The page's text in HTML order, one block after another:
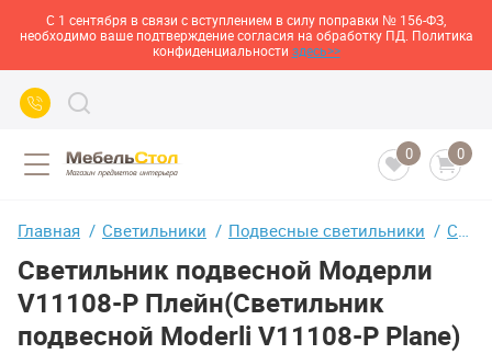
С 1 сентября в связи с вступлением в силу поправки № 156-ФЗ,
необходимо ваше подтверждение согласия на обработку ПД. Политика
конфиденциальности здесь>>
0 0
Главная Светильники Подвесные cветильники Светильник подвесной Модерли V11108-P Плейн(Светильник подвесной Moderli V11108-P Plane)
Светильник подвесной Модерли
V11108-P Плейн(Светильник
подвесной Moderli V11108-P Plane)